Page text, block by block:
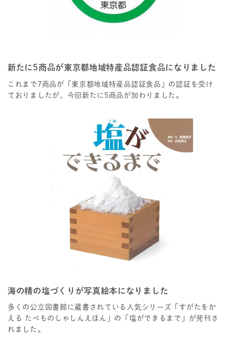
新たに5商品が東京都地域特産品認証食品になりました
これまで7商品が「東京都地域特産品認証食品」の認証を受け
ておりましたが、今回新たに5商品が加わりました。
海の精の塩づくりが写真絵本になりました
多くの公立図書館に蔵書されている人気シリーズ「すがたをか
える たべものしゃしんえほん」の「塩ができるまで」が発刊さ
れました。